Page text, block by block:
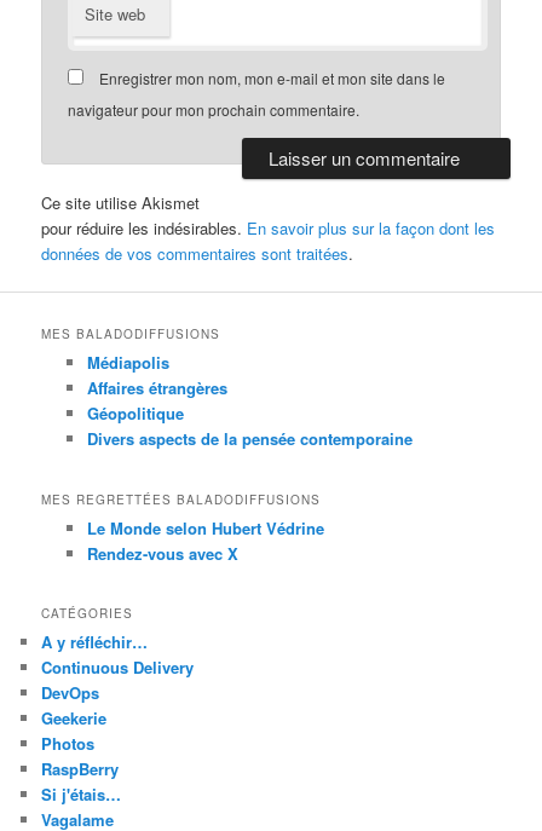
Site web
Enregistrer mon nom, mon e-mail et mon site dans le
navigateur pour mon prochain commentaire.
Ce site utilise Akismet
pour réduire les indésirables. En savoir plus sur la façon dont les
données de vos commentaires sont traitées.
MES BALADODIFFUSIONS
Médiapolis
Affaires étrangères
Géopolitique
Divers aspects de la pensée contemporaine
MES REGRETTÉES BALADODIFFUSIONS
Le Monde selon Hubert Védrine
Rendez-vous avec X
CATÉGORIES
A y réfléchir…
Continuous Delivery
DevOps
Geekerie
Photos
RaspBerry
Si j'étais…
Vagalame